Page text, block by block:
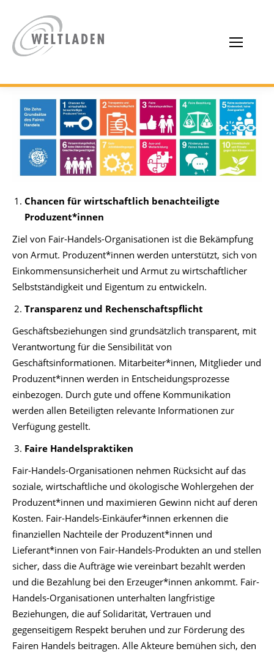
Chancen für wirtschaftlich benachteiligte
Produzent*innen
Ziel von Fair-Handels-Organisationen ist die Bekämpfung
von Armut. Produzent*innen werden unterstützt, sich von
Einkommensunsicherheit und Armut zu wirtschaftlicher
Selbstständigkeit und Eigentum zu entwickeln.
Transparenz und Rechenschaftspflicht
Geschäftsbeziehungen sind grundsätzlich transparent, mit
Verantwortung für die Sensibilität von
Geschäftsinformationen. Mitarbeiter*innen, Mitglieder und
Produzent*innen werden in Entscheidungsprozesse
einbezogen. Durch gute und offene Kommunikation
werden allen Beteiligten relevante Informationen zur
Verfügung gestellt.
Faire Handelspraktiken
Fair-Handels-Organisationen nehmen Rücksicht auf das
soziale, wirtschaftliche und ökologische Wohlergehen der
Produzent*innen und maximieren Gewinn nicht auf deren
Kosten. Fair-Handels-Einkäufer*innen erkennen die
finanziellen Nachteile der Produzent*innen und
Lieferant*innen von Fair-Handels-Produkten an und stellen
sicher, dass die Aufträge wie vereinbart bezahlt werden
und die Bezahlung bei den Erzeuger*innen ankommt. Fair-
Handels-Organisationen unterhalten langfristige
Beziehungen, die auf Solidarität, Vertrauen und
gegenseitigem Respekt beruhen und zur Förderung des
Fairen Handels beitragen. Alle Akteure bemühen sich, den